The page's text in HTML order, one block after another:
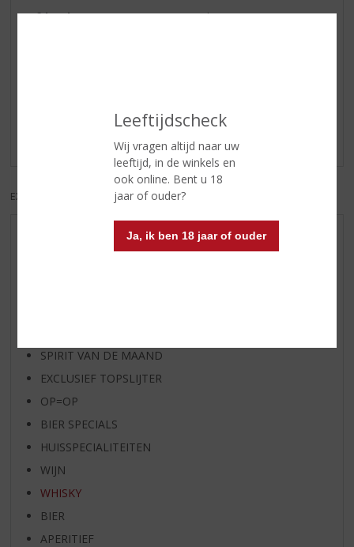
Leeftijdscheck
Wij vragen altijd naar uw
leeftijd, in de winkels en
ook online. Bent u 18
jaar of ouder?
Ja, ik ben 18 jaar of ouder
Afdronk Lang en vol
Schrijf een review
Er zijn nog geen reviews geplaatst voor dit product
EXCL. BTW INCL. BTW
SPIRIT VAN DE MAAND
EXCLUSIEF TOPSLIJTER
OP=OP
BIER SPECIALS
HUISSPECIALITEITEN
WIJN
WHISKY
BIER
APERITIEF